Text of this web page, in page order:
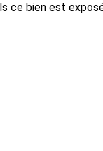
ce bien est